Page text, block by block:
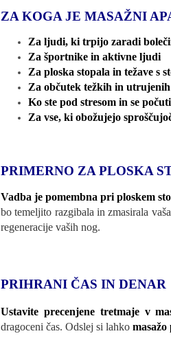
ZA KOGA JE MASAŽNI
Za ljudi, ki trpijo zaradi
Za športnike in aktivne ljudi
Za ploska stopala in težave s
Za občutek težkih in
Ko ste pod stresom in se
Za vse, ki obožujejo
PRIMERNO ZA PLOSKA
Vadba je pomembna pri ploskem
bo temeljito razgibala in zmasirala
regeneracije vaših nog.
PRIHRANI ČAS IN DENAR
Ustavite precenjene tretmaje v
dragoceni čas. Odslej si lahko